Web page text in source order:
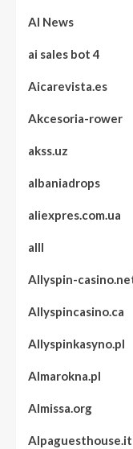
AI News
ai sales bot 4
Aicarevista.es
Akcesoria-rower
akss.uz
albaniadrops
aliexpres.com.ua
alll
Allyspin-
Allyspincasino.ca
Allyspinkasyno.pl
Almarokna.pl
Almissa.org
Alpaguesthouse.it